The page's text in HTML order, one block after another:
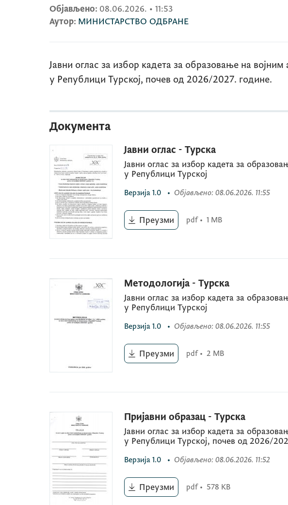
Објављено: 08.06.2026. • 11:53
Аутор: МИНИСТАРСТВО ОДБРАНЕ
Јавни оглас за избор кадета за образовање на
у Републици Турској, почев од 2026/2027. године.
Документа
Јавни оглас - Турска
Јавни оглас за избор кадета за
у Републици Турској
Верзија 1.0 • Објављено: 08.06.2026. 11:55
Преузми pdf • 1 MB
Методологија - Турска
Јавни оглас за избор кадета за
у Републици Турској
Верзија 1.0 • Објављено: 08.06.2026. 11:55
Преузми pdf • 2 MB
Пријавни образац - Турска
Јавни оглас за избор кадета за
у Републици Турској, почев од 2026/
Верзија 1.0 • Објављено: 08.06.2026. 11:52
Преузми pdf • 578 KB